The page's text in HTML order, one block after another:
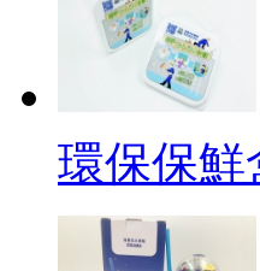
環保保鮮